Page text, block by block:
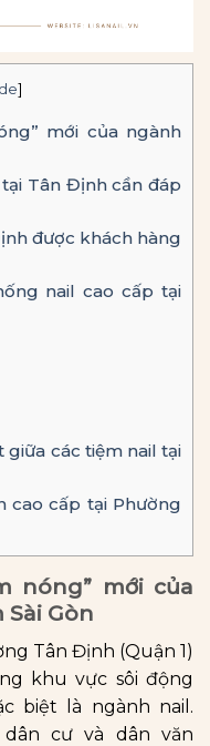
]
mới của ngành
Tân Định cần đáp
được khách hàng
nail cao cấp tại
giữa các tiệm nail tại
cao cấp tại Phường
nóng” mới của
Gòn
Tân Định (Quận 1)
khu vực sôi động
biệt là ngành nail.
cư và dân văn